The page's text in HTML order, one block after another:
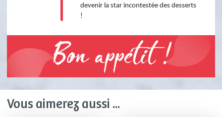
devenir la star incontestée des desserts
!
Bon appétit !
Vous aimerez aussi ...